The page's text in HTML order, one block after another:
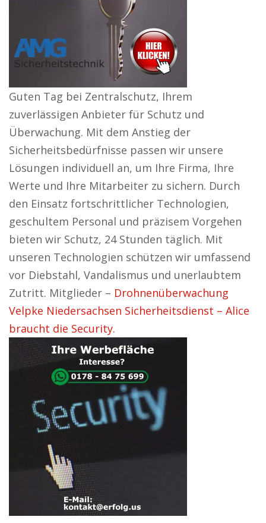
Guten Tag bei Zentralschutz, Ihrem
zuverlässigen Anbieter für Schutz und
Überwachung. Mit dem Anstieg der
Sicherheitsbedürfnisse passen wir unsere
Lösungen individuell an, um Ihre Firma, Ihre
Werte und Ihre Mitarbeiter zu sichern. Durch
den Einsatz fortschrittlicher Technologien,
geschultem Personal und präzisem Vorgehen
bieten wir Schutz, 24 Stunden täglich. Mit
unseren Technologien schützen wir umfassend
vor Diebstahl, Vandalismus und unerlaubtem
Zutritt. Mitglieder – Drohnenüberwachung
Velpke Niedersachsen Sicherheitsdienst – Alice
braucht die Security.